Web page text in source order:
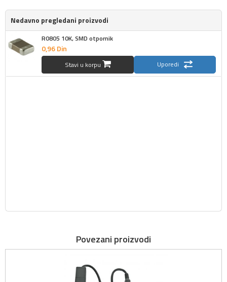
Nedavno pregledani proizvodi
R0805 10K, SMD otpornik
0,96Din
Stavi u korpu Uporedi
Povezani proizvodi